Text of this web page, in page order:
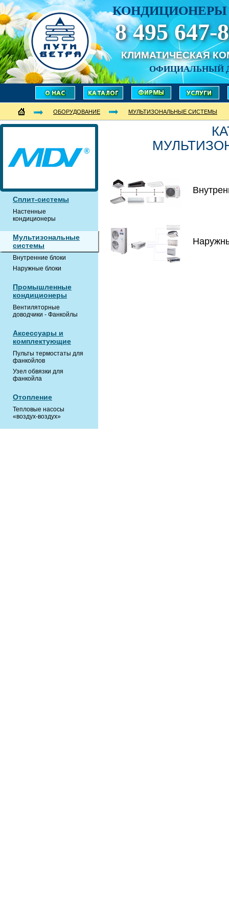
КОНДИЦИОНЕРЫ
8 495 647-
КЛИМАТИЧЕСКАЯ
ОФИЦИАЛЬНЫЙ
ОБОРУДОВАНИЕ МУЛЬТИЗОНАЛЬНЫЕ СИСТЕМЫ
Сплит-системы
Настенные
кондиционеры
Мультизональные
системы
Внутренние блоки
Наружные блоки
Промышленные
кондиционеры
Вентиляторные
доводчики - Фанкойлы
Аксессуары и
комплектующие
Пульты термостаты для
фанкойлов
Узел обвязки для
фанкойла
Отопление
Тепловые насосы
«воздух-воздух»